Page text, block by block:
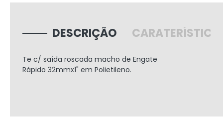
DESCRIÇÃO
Te c/ saída roscada macho de Engate
Rápido 32mmx1" em Polietileno.